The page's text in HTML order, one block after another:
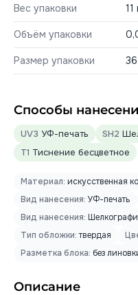
Вес упаковки 11
Объём упаковки
Размер упаковки
Способы
UV3 УФ-печать SH2
T1 Тиснение бесцветное
Материал: искусственная
Вид нанесения: УФ-печать
Вид нанесения:
Тип обложки:твердая
Разметка блока: без
Описание